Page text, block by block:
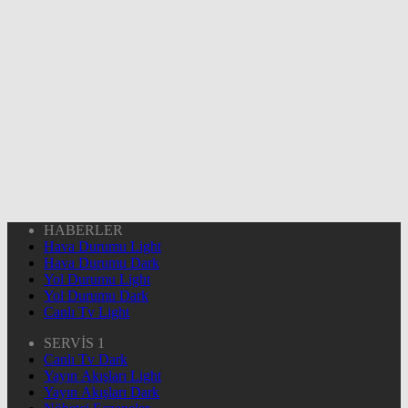
HABERLER
Hava Durumu Light
Hava Durumu Dark
Yol Durumu Light
Yol Durumu Dark
Canlı Tv Light
SERVİS 1
Canlı Tv Dark
Yayın Akışları Light
Yayın Akışları Dark